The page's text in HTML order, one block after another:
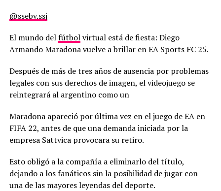
@ssebv.ssj
El mundo delfútbolvirtual está de fiesta: Diego
Armando Maradona vuelve a brillar en EA Sports FC 25.
Después de más de tres años de ausencia por problemas
legales con sus derechos de imagen, el videojuego se
reintegrará al argentino como un
Maradona apareció por última vez en el juego de EA en
FIFA 22, antes de que una demanda iniciada por la
empresa Sattvica provocara su retiro.
Esto obligó a la compañía a eliminarlo del título,
dejando a los fanáticos sin la posibilidad de jugar con
una de las mayores leyendas del deporte.